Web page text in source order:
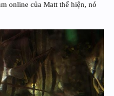
online của Matt thể hiện, nó